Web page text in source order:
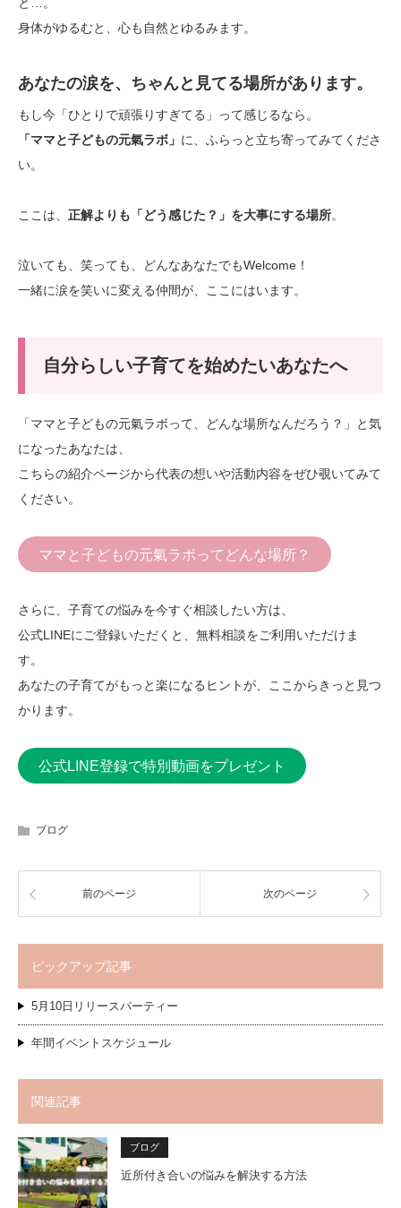
身体がゆるむと、心も自然とゆるみます。
あなたの涙を、ちゃんと見てる場所があります。
もし今「ひとりで頑張りすぎてる」って感じるなら。
「ママと子どもの元氣ラボ」 に、ふらっと立ち寄ってみてくださ
い。
ここは、 正解よりも「どう感じた？」を大事にする場所。
泣いても、笑っても、どんなあなたでもWelcome！
一緒に涙を笑いに変える仲間が、ここにはいます。
自分らしい子育てを始めたいあなたへ
「ママと子どもの元氣ラボって、どんな場所なんだろう？」と気
になったあなたは、
こちらの紹介ページから代表の想いや活動内容をぜひ覗いてみて
ください。
ママと子どもの元氣ラボってどんな場所？
さらに、子育ての悩みを今すぐ相談したい方は、
公式LINEにご登録いただくと、無料相談をご利用いただけま
す。
あなたの子育てがもっと楽になるヒントが、ここからきっと見つ
かります。
公式LINE登録で特別動画をプレゼント
ブログ
前のページ 次のページ
ピックアップ記事
5月10日リリースパーティー
年間イベントスケジュール
関連記事
ブログ
近所付き合いの悩みを解決する方法